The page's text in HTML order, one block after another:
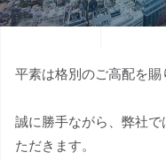
平素は格別のご高配を賜
誠に勝手ながら、弊社
ただきます。